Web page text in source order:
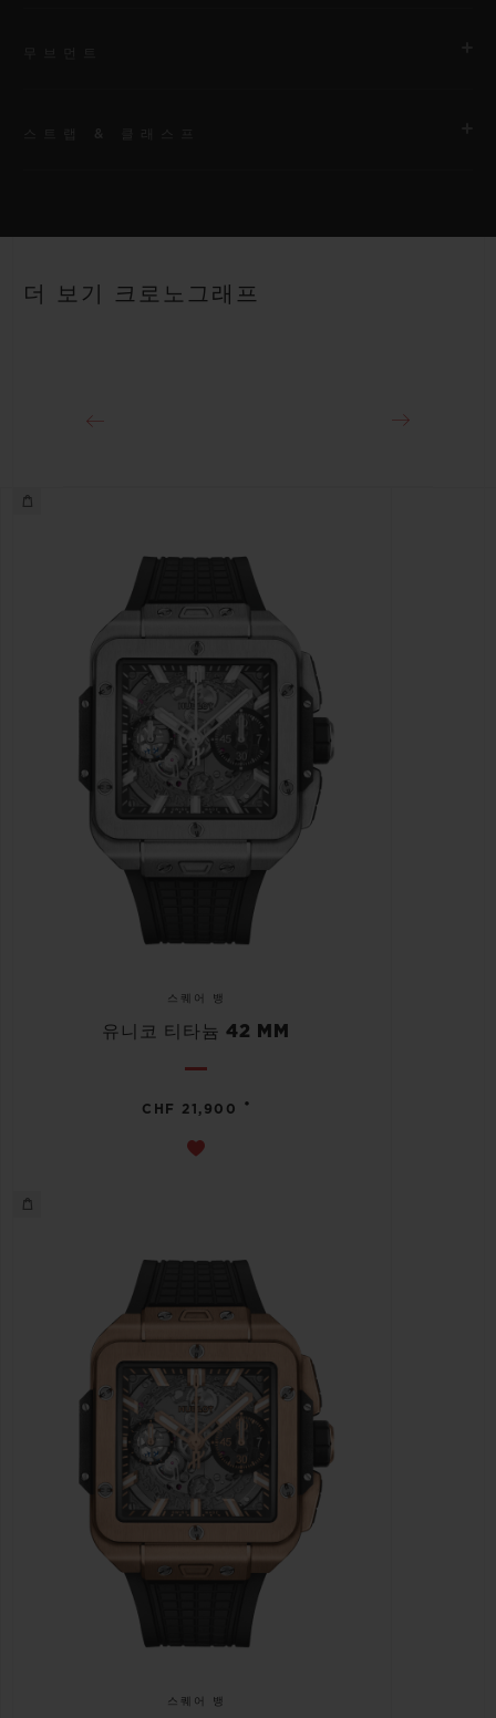
스트랩
더 보기 크로노그래프
스퀘어 뱅
유니코 티타늄 42 MM
CHF 21,900 •
스퀘어 뱅